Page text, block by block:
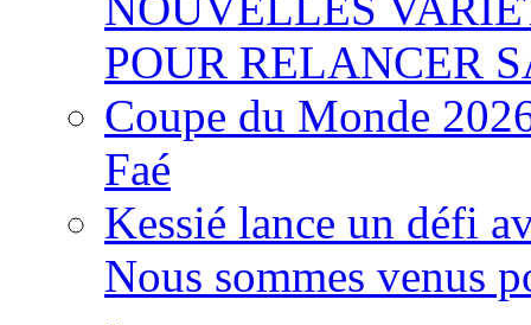
POUR RELANCER
Coupe du Monde
Faé
Kessié lance un défi
Nous sommes venus